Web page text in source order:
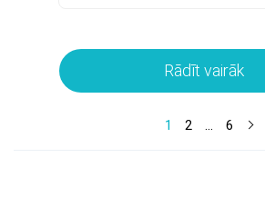
Rādīt vairāk
1 2 ... 6